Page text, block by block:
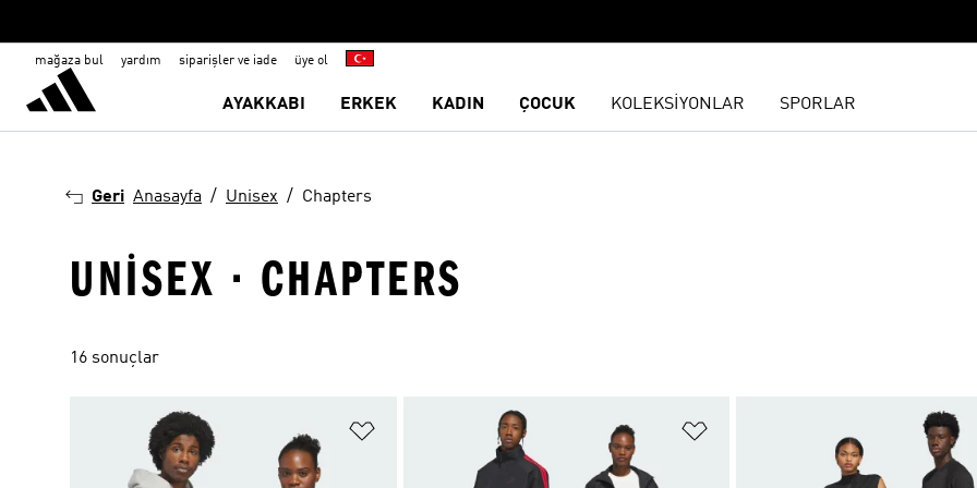
mağaza bul yardım siparişler ve iade üye ol
AYAKKABI ERKEK KADIN ÇOCUK KOLEKSİYONLAR SPORLAR
Geri Anasayfa Unisex Chapters
UNISEX · CHAPTERS
16 sonuçlar
Favori Listesine Ekle